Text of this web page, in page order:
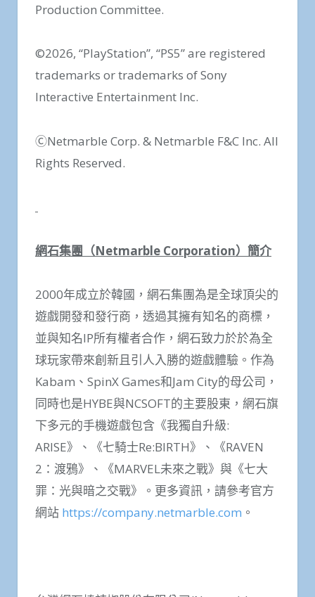
Production Committee.
©2026, “PlayStation”, “PS5” are registered
trademarks or trademarks of Sony
Interactive Entertainment Inc.
ⒸNetmarble Corp. & Netmarble F&C Inc. All
Rights Reserved.
網石集團（Netmarble Corporation）簡介
2000年成立於韓國，網石集團為是全球頂尖的
遊戲開發和發行商，透過其擁有知名的商標，
並與知名IP所有權者合作，網石致力於於為全
球玩家帶來創新且引人入勝的遊戲體驗。作為
Kabam、SpinX Games和Jam City的母公司，
同時也是HYBE與NCSOFT的主要股東，網石旗
下多元的手機遊戲包含《我獨自升級:
ARISE》、《七騎士Re:BIRTH》、《RAVEN
2：渡鴉》、《MARVEL未來之戰》與《七大
罪：光與暗之交戰》。更多資訊，請參考官方
網站 https://company.netmarble.com 。